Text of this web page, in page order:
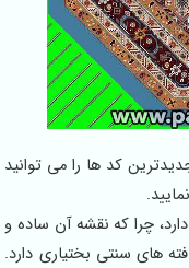
کد ها را می توانید
چرا که نقشه آن ساده و
های سنتی بختیاری دارد.